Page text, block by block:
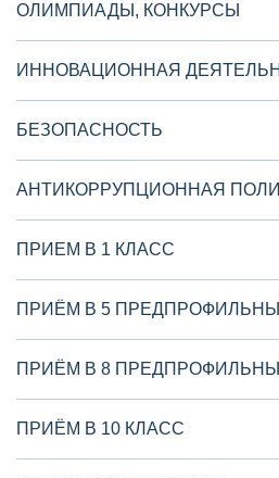
ОЛИМПИАДЫ, КОНКУРСЫ
ИННОВАЦИОННАЯ
БЕЗОПАСНОСТЬ
АНТИКОРРУПЦИОННАЯ
ПРИЕМ В 1 КЛАСС
ПРИЁМ В 5
ПРИЁМ В 8
ПРИЁМ В 10 КЛАСС